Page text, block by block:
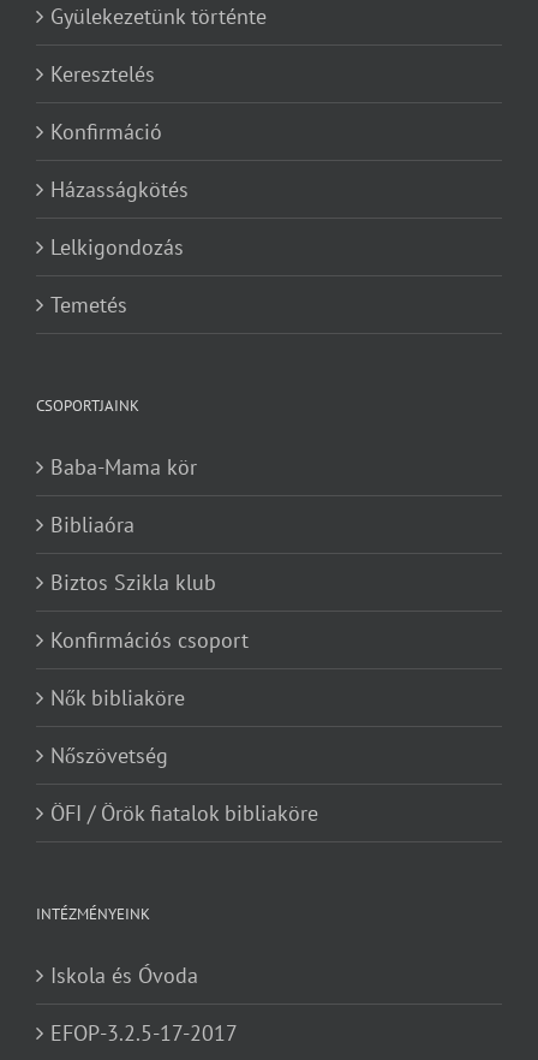
Gyülekezetünk történte
Keresztelés
Konfirmáció
Házasságkötés
Lelkigondozás
Temetés
CSOPORTJAINK
Baba-Mama kör
Bibliaóra
Biztos Szikla klub
Konfirmációs csoport
Nők bibliaköre
Nőszövetség
ÖFI / Örök fiatalok bibliaköre
INTÉZMÉNYEINK
Iskola és Óvoda
EFOP-3.2.5-17-2017